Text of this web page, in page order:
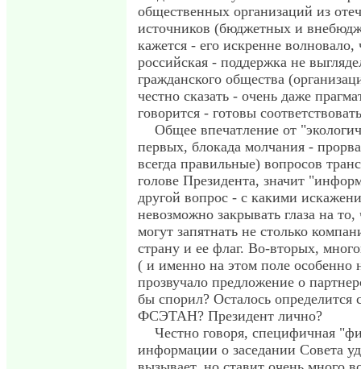
общественных организаций из
источников (бюджетных и
кажется - его искренне волновало,
российская - поддержка не
гражданского общества
честно сказать - очень даже
говорится - готовы
Общее впечатление от
первых, блокада молчания -
всегда правильные) вопросов
голове Президента, значит
другой вопрос - с какими
невозможно закрывать глаза на
могут запятнать не столько
страну и ее флаг. Во-вторых,
( и именно на этом поле особенно
прозвучало предложение о
бы спорил? Осталось
ФСЭТАН? Президент лично?
Честно говоря, специфичная
информации о заседании Совета